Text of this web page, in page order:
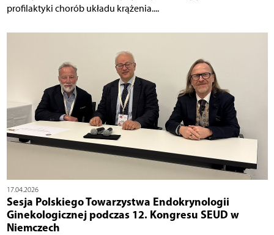
profilaktyki chorób układu krążenia....
17.04.2026
Sesja Polskiego Towarzystwa Endokrynologii
Ginekologicznej podczas 12. Kongresu SEUD w
Niemczech